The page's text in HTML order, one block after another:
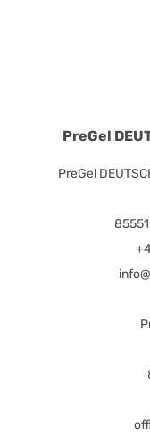
PreGel
PreGel